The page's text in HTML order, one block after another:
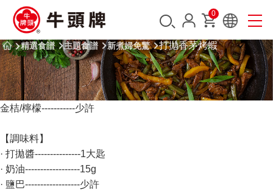
0
金桔/檸檬-----------少許
【調味料】
· 打拋醬---------------1大匙
· 奶油------------------15g
· 鹽巴------------------少許
精選食譜 主題食譜 新煮婦免驚 打拋香茅烤蝦